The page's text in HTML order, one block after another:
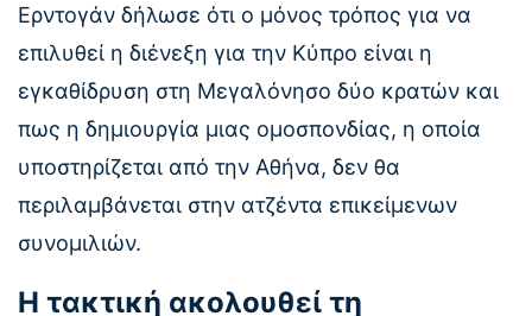
Ερντογάν δήλωσε ότι ο μόνος τρόπος για να
επιλυθεί η διένεξη για την Κύπρο είναι η
εγκαθίδρυση στη Μεγαλόνησο δύο κρατών και
πως η δημιουργία μιας ομοσπονδίας, η οποία
υποστηρίζεται από την Αθήνα, δεν θα
περιλαμβάνεται στην ατζέντα επικείμενων
συνομιλιών.
Η τακτική ακολουθεί τη